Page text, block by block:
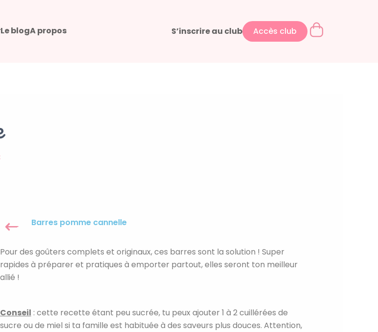
Le blogA propos S’inscrire au club Accès club
Barres pomme cannelle
Pour des goûters complets et originaux, ces barres sont la solution ! Super
rapides à préparer et pratiques à emporter partout, elles seront ton meilleur
allié !
Conseil : cette recette étant peu sucrée, tu peux ajouter 1 à 2 cuillérées de
sucre ou de miel si ta famille est habituée à des saveurs plus douces. Attention,